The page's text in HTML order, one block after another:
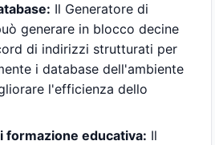
Il Generatore di
generare in blocco decine
di indirizzi strutturati per
i database dell'ambiente
l'efficienza dello
formazione educativa: Il